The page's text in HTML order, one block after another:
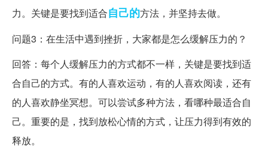
力。关键是要找到适合自己的方法，并坚持去做。
问题3：在生活中遇到挫折，大家都是怎么缓解压力的？
回答：每个人缓解压力的方式都不一样，关键是要找到适
合自己的方式。有的人喜欢运动，有的人喜欢阅读，还有
的人喜欢静坐冥想。可以尝试多种方法，看哪种最适合自
己。重要的是，找到放松心情的方式，让压力得到有效的
释放。